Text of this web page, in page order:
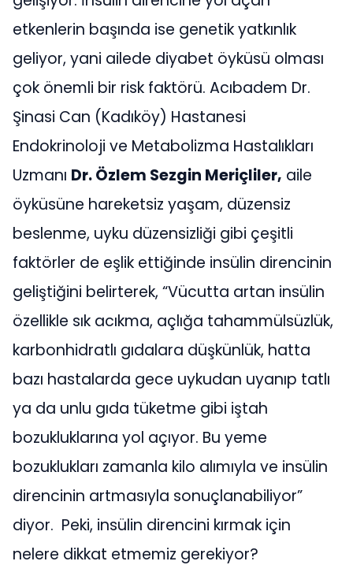
etkenlerin başında ise genetik yatkınlık
geliyor, yani ailede diyabet öyküsü olması
çok önemli bir risk faktörü. Acıbadem Dr.
Şinasi Can (Kadıköy) Hastanesi
Endokrinoloji ve Metabolizma Hastalıkları
Uzmanı Dr. Özlem Sezgin Meriçliler, aile
öyküsüne hareketsiz yaşam, düzensiz
beslenme, uyku düzensizliği gibi çeşitli
faktörler de eşlik ettiğinde insülin direncinin
geliştiğini belirterek, “Vücutta artan insülin
özellikle sık acıkma, açlığa tahammülsüzlük,
karbonhidratlı gıdalara düşkünlük, hatta
bazı hastalarda gece uykudan uyanıp tatlı
ya da unlu gıda tüketme gibi iştah
bozukluklarına yol açıyor. Bu yeme
bozuklukları zamanla kilo alımıyla ve insülin
direncinin artmasıyla sonuçlanabiliyor”
diyor. Peki, insülin direncini kırmak için
nelere dikkat etmemiz gerekiyor?